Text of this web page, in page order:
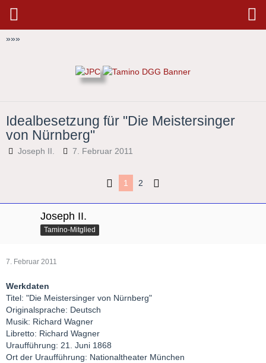
»»»
Idealbesetzung für "Die Meistersinger
von Nürnberg"
Joseph II. 7. Februar 2011
1 2
Joseph II.
Tamino-Mitglied
7. Februar 2011
Werkdaten
Titel: "Die Meistersinger von Nürnberg"
Originalsprache: Deutsch
Musik: Richard Wagner
Libretto: Richard Wagner
Uraufführung: 21. Juni 1868
Ort der Uraufführung: Nationaltheater München